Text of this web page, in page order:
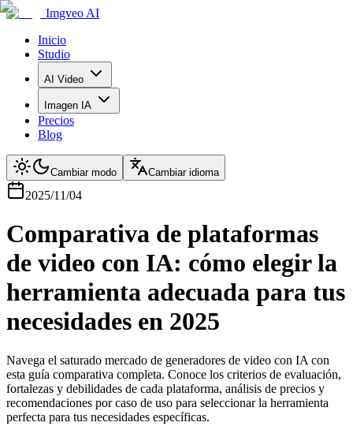
Imgveo AI
Inicio
Studio
AI Video
Imagen IA
Precios
Blog
Cambiar modo Cambiar idioma
2025/11/04
Comparativa de plataformas
de video con IA: cómo elegir la
herramienta adecuada para tus
necesidades en 2025
Navega el saturado mercado de generadores de video con IA con
esta guía comparativa completa. Conoce los criterios de evaluación,
fortalezas y debilidades de cada plataforma, análisis de precios y
recomendaciones por caso de uso para seleccionar la herramienta
perfecta para tus necesidades específicas.